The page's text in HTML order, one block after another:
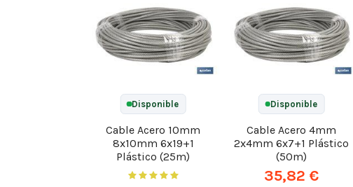
Disponible
Cable Acero 10mm
8x10mm 6x19+1
Plástico (25m)
Disponible
Cable Acero 4mm
2x4mm 6x7+1 Plástico
(50m)
35,82 €